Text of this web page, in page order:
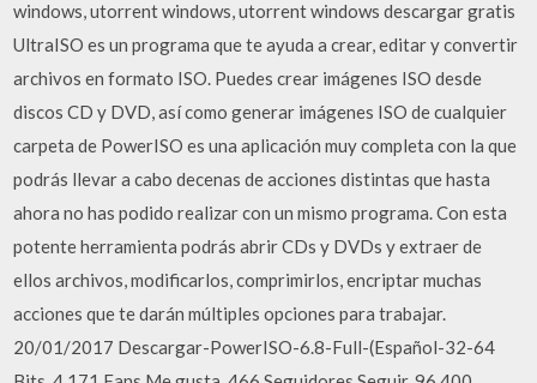
windows, utorrent windows, utorrent windows descargar gratis
UltraISO es un programa que te ayuda a crear, editar y convertir
archivos en formato ISO. Puedes crear imágenes ISO desde
discos CD y DVD, así como generar imágenes ISO de cualquier
carpeta de PowerISO es una aplicación muy completa con la que
podrás llevar a cabo decenas de acciones distintas que hasta
ahora no has podido realizar con un mismo programa. Con esta
potente herramienta podrás abrir CDs y DVDs y extraer de
ellos archivos, modificarlos, comprimirlos, encriptar muchas
acciones que te darán múltiples opciones para trabajar.
20/01/2017 Descargar-PowerISO-6.8-Full-(Español-32-64